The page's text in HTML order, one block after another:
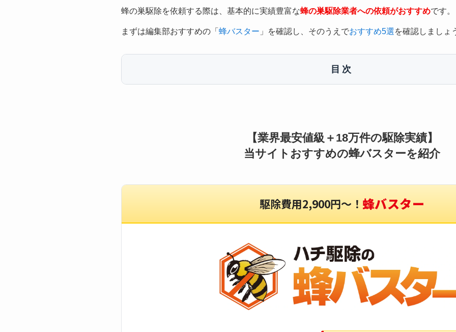
蜂の巣駆除を依頼する際は、基本的に実績豊富な蜂の巣駆除業者への依頼がおすすめです。
まずは編集部おすすめの「 蜂バスター 」を確認し、そのうえでおすすめ5選を確認しましょ
目次
【業界最安値級＋18万件の駆除実績】
当サイトおすすめの蜂バスターを紹介
駆除費用2,900円〜！ 蜂バスター